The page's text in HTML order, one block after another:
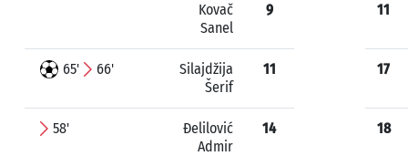
Kovač
Sanel
9
65' 66'
Silajdžija
Šerif
11
58'
Đelilović
Admir
14
11
17
18